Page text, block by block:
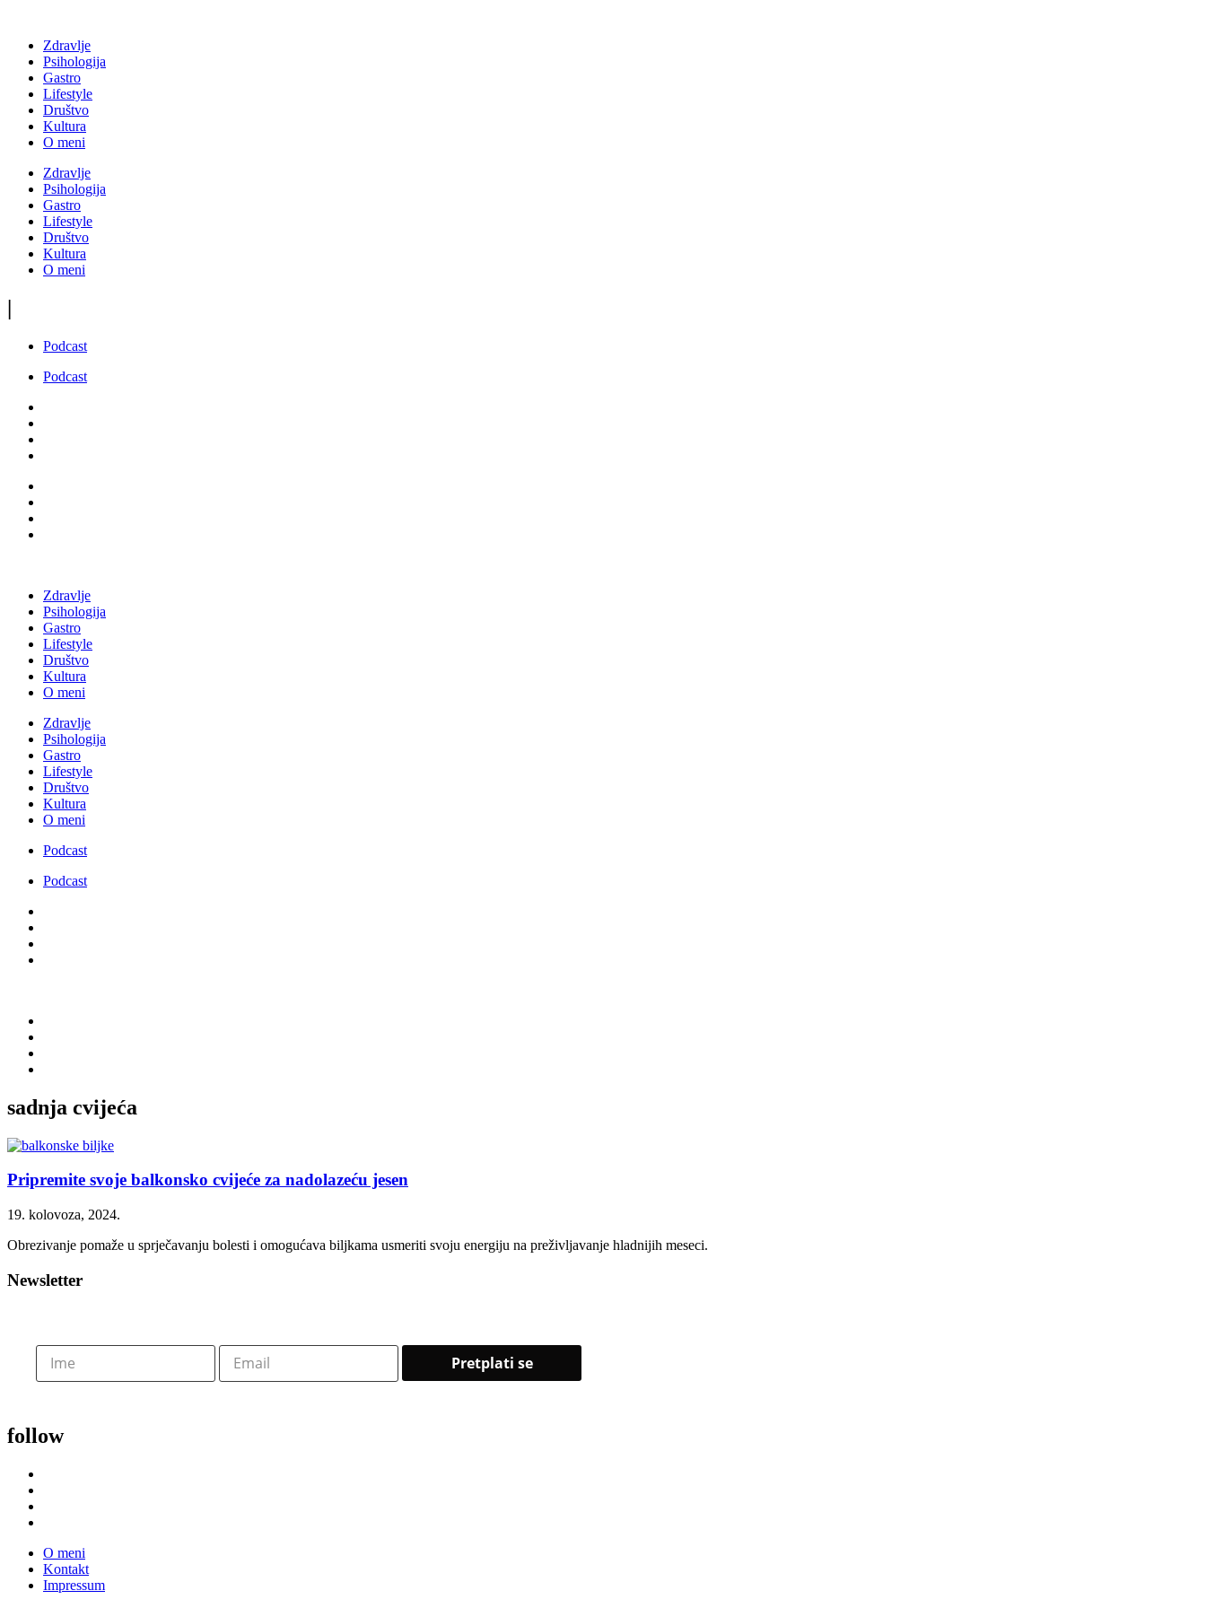
Zdravlje
Psihologija
Gastro
Lifestyle
Društvo
Kultura
O meni
Zdravlje
Psihologija
Gastro
Lifestyle
Društvo
Kultura
O meni
|
Podcast
Podcast
Zdravlje
Psihologija
Gastro
Lifestyle
Društvo
Kultura
O meni
Zdravlje
Psihologija
Gastro
Lifestyle
Društvo
Kultura
O meni
Podcast
Podcast
sadnja cvijeća
Pripremite svoje balkonsko cvijeće za nadolazeću jesen
19. kolovoza, 2024.
Obrezivanje pomaže u sprječavanju bolesti i omogućava biljkama usmeriti svoju energiju na preživljavanje hladnijih meseci.
Newsletter
follow
O meni
Kontakt
Impressum